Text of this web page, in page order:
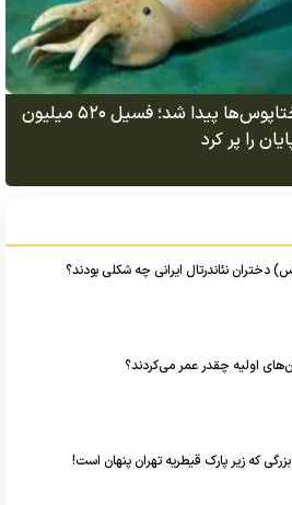
حلقه گمشده تکامل اختاپوس‌ها پیدا شد؛ فسیل ۵۲۰ میلیون
را پر کرد
دختران نئاندرتال ایرانی چه شکلی بودند؟
اولیه چقدر عمر می‌کردند؟
که زیر پارک قیطریه تهران پنهان است!